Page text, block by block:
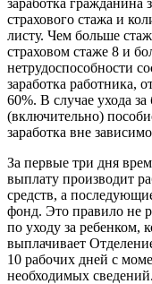
страхового стажа и
листу. Чем больше
страховом стаже 8 и
нетрудоспособности
заработка работника,
60%. В случае ухода
(включительно)
заработка вне
За первые три дня
выплату производит
средств, а
фонд. Это правило не
по уходу за ребенком,
выплачивает
10 рабочих дней с
необходимых сведений.